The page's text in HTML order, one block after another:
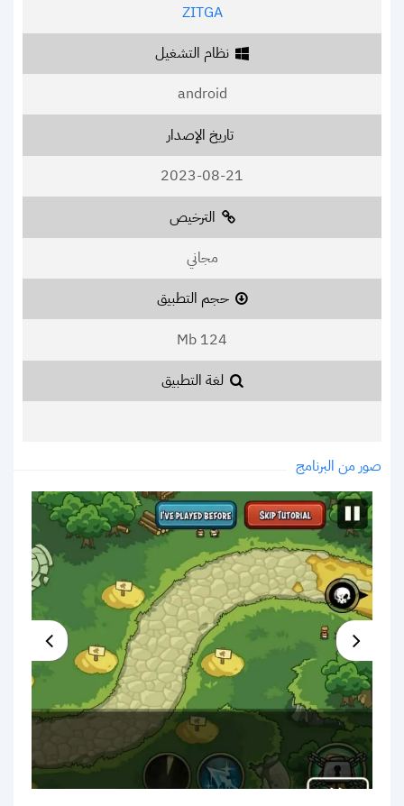
ZITGA
نظام التشغيل
android
تاريخ الإصدار
2023-08-21
الترخيص
مجاني
حجم التطبيق
124 Mb
لغة التطبيق
صور من البرنامج